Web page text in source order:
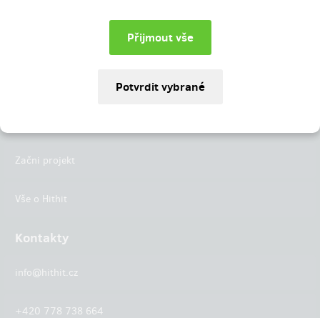
Začni projekt
Vše o Hithit
Kontakty
info@hithit.cz
+420 778 738 664